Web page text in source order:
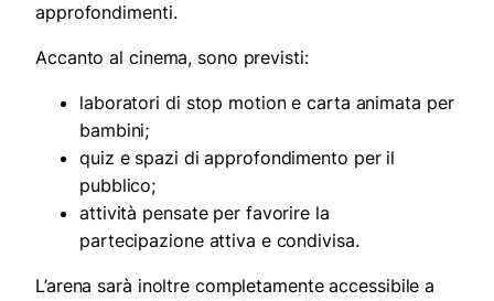
approfondimenti.
Accanto al cinema, sono previsti:
laboratori di stop motion e carta animata per
bambini;
quiz e spazi di approfondimento per il
pubblico;
attività pensate per favorire la
partecipazione attiva e condivisa.
L’arena sarà inoltre completamente accessibile a